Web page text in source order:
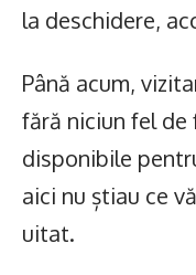
la deschidere,
Până acum,
fără niciun fel
disponibile
aici nu știau ce
uitat.